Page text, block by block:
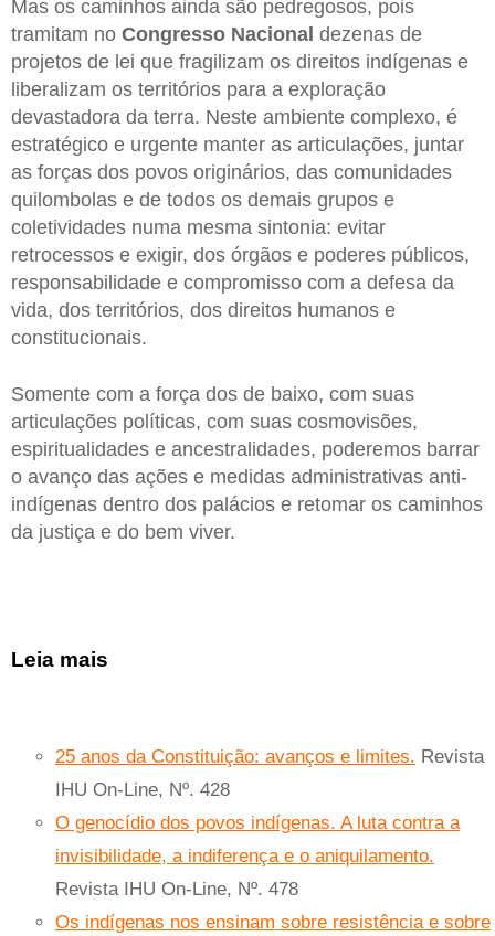
Mas os caminhos ainda são pedregosos, pois
tramitam no Congresso Nacional dezenas de
projetos de lei que fragilizam os direitos indígenas e
liberalizam os territórios para a exploração
devastadora da terra. Neste ambiente complexo, é
estratégico e urgente manter as articulações, juntar
as forças dos povos originários, das comunidades
quilombolas e de todos os demais grupos e
coletividades numa mesma sintonia: evitar
retrocessos e exigir, dos órgãos e poderes públicos,
responsabilidade e compromisso com a defesa da
vida, dos territórios, dos direitos humanos e
constitucionais.
Somente com a força dos de baixo, com suas
articulações políticas, com suas cosmovisões,
espiritualidades e ancestralidades, poderemos barrar
o avanço das ações e medidas administrativas anti-
indígenas dentro dos palácios e retomar os caminhos
da justiça e do bem viver.
Leia mais
25 anos da Constituição: avanços e limites. Revista
IHU On-Line, Nº. 428
O genocídio dos povos indígenas. A luta contra a
invisibilidade, a indiferença e o aniquilamento.
Revista IHU On-Line, Nº. 478
Os indígenas nos ensinam sobre resistência e sobre